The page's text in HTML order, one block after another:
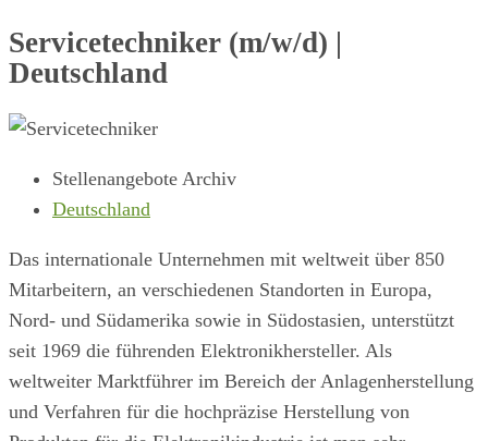
Servicetechniker (m/w/d) |
Deutschland
Stellenangebote Archiv
Deutschland
Das internationale Unternehmen mit weltweit über 850
Mitarbeitern, an verschiedenen Standorten in Europa,
Nord- und Südamerika sowie in Südostasien, unterstützt
seit 1969 die führenden Elektronikhersteller. Als
weltweiter Marktführer im Bereich der Anlagenherstellung
und Verfahren für die hochpräzise Herstellung von